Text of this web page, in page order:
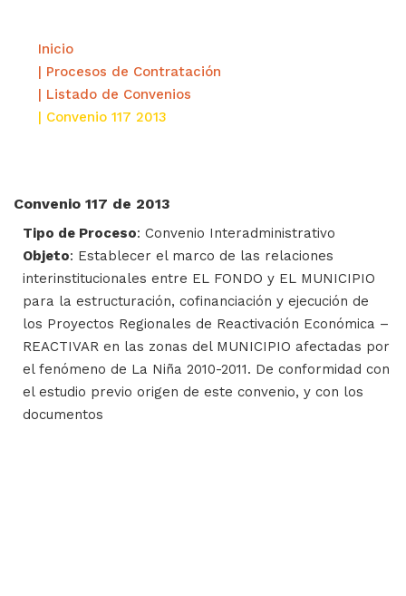
Inicio
| Procesos de Contratación
| Listado de Convenios
| Convenio 117 2013
Convenio 117 de 2013
Tipo de Proceso: Convenio Interadministrativo
Objeto: Establecer el marco de las relaciones
interinstitucionales entre EL FONDO y EL MUNICIPIO
para la estructuración, cofinanciación y ejecución de
los Proyectos Regionales de Reactivación Económica –
REACTIVAR en las zonas del MUNICIPIO afectadas por
el fenómeno de La Niña 2010-2011. De conformidad con
el estudio previo origen de este convenio, y con los
documentos